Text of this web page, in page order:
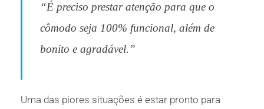
“É preciso prestar atenção para que o
cômodo seja 100% funcional, além de
bonito e agradável.”
Uma das piores situações é estar pronto para